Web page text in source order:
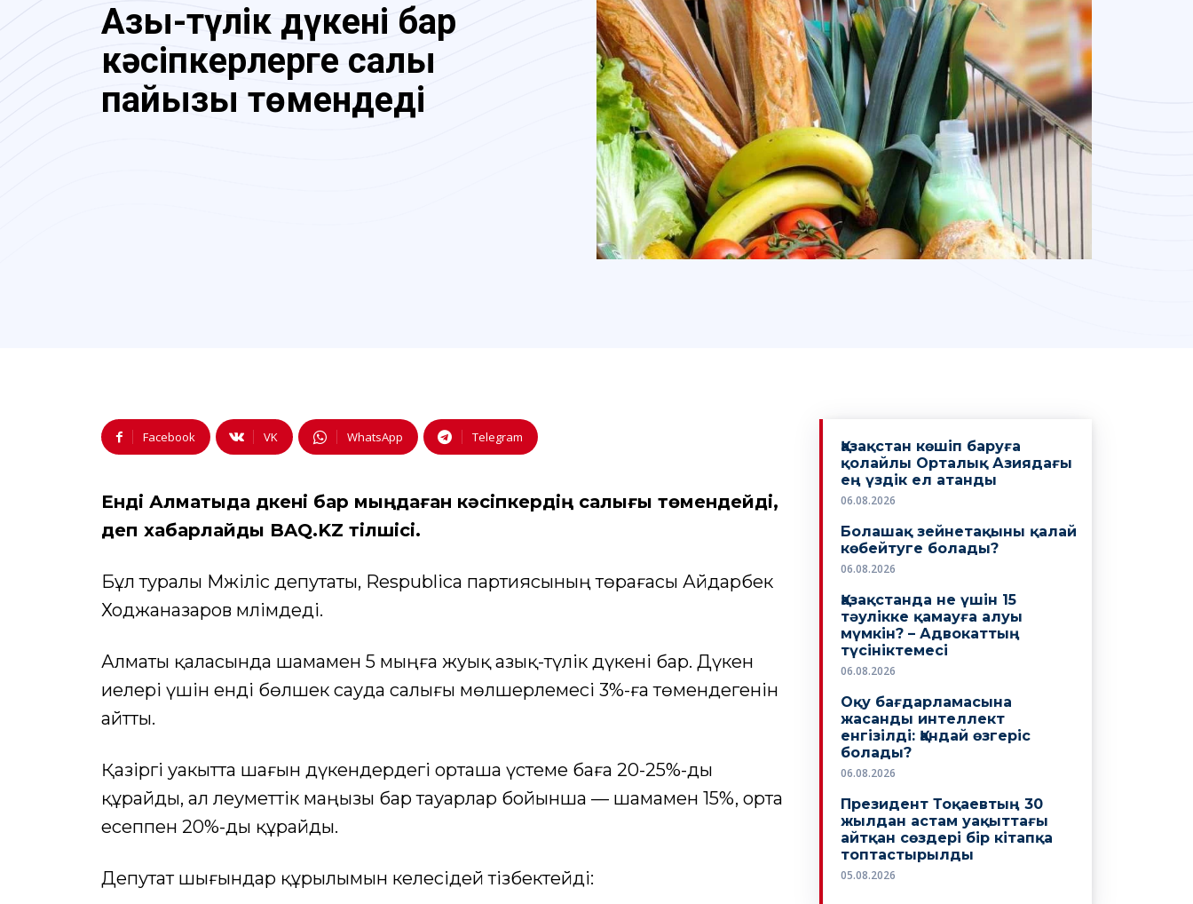
Азық-түлік дүкені бар
кәсіпкерлерге салық
пайызы төмендеді
Facebook VK WhatsApp Telegram
Енді Алматыда дүкені бар мыңдаған кәсіпкердің салығы төмендейді,
деп хабарлайды BAQ.KZ тілшісі.
Бұл туралы Мәжіліс депутаты, Respublica партиясының төрағасы Айдарбек
Ходжаназаров мәлімдеді.
Алматы қаласында шамамен 5 мыңға жуық азық-түлік дүкені бар. Дүкен
иелері үшін енді бөлшек сауда салығы мөлшерлемесі 3%-ға төмендегенін
айтты.
Қазіргі уакытта шағын дүкендердегі орташа үстеме баға 20-25%-ды
құрайды, ал әлеуметтік маңызы бар тауарлар бойынша — шамамен 15%, орта
есеппен 20%-ды құрайды.
Депутат шығындар құрылымын келесідей тізбектейді:
Қазақстан көшіп баруға
қолайлы Орталық Азиядағы
ең үздік ел атанды
06.08.2026
Болашақ зейнетақыны қалай
көбейтуге болады?
06.08.2026
Қазақстанда не үшін 15
тәулікке қамауға алуы
мүмкін? – Адвокаттың
түсініктемесі
06.08.2026
Оқу бағдарламасына
жасанды интеллект
енгізілді: Қандай өзгеріс
болады?
06.08.2026
Президент Тоқаевтың 30
жылдан астам уақыттағы
айтқан сөздері бір кітапқа
топтастырылды
05.08.2026